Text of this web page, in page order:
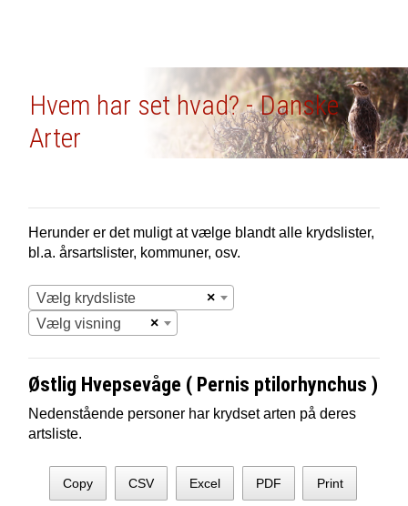
Hvem har set hvad? - Danske
Arter
Herunder er det muligt at vælge blandt alle krydslister,
bl.a. årsartslister, kommuner, osv.
×
Vælg krydsliste
×
Vælg visning
Østlig Hvepsevåge ( Pernis ptilorhynchus )
Nedenstående personer har krydset arten på deres
artsliste.
Copy CSV Excel PDF Print